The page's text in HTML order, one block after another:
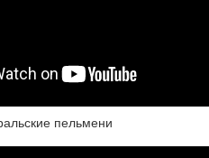
пельмени